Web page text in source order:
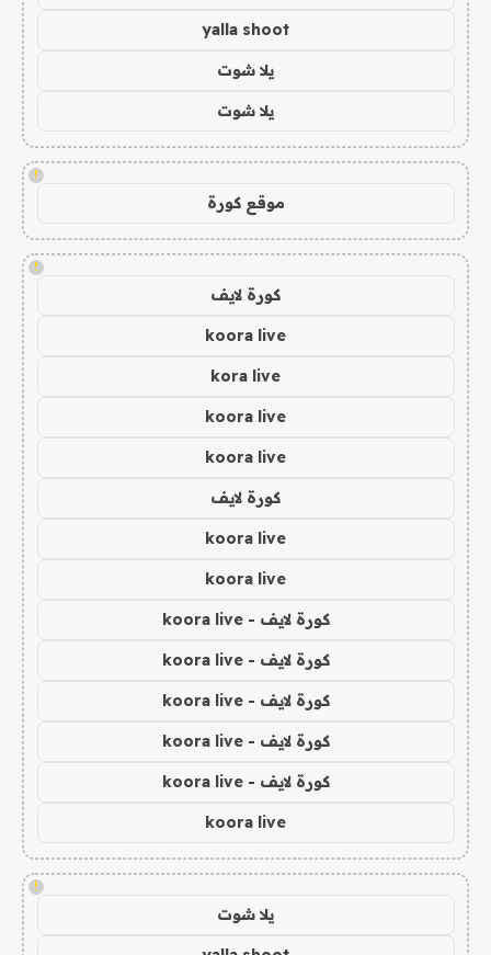
yalla shoot
يلا شوت
يلا شوت
!
موقع كورة
!
كورة لايف
koora live
kora live
koora live
koora live
كورة لايف
koora live
koora live
كورة لايف - koora live
كورة لايف - koora live
كورة لايف - koora live
كورة لايف - koora live
كورة لايف - koora live
koora live
!
يلا شوت